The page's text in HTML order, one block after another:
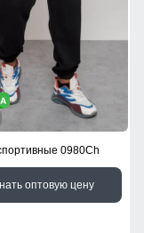
0980Ch
оптовую цену